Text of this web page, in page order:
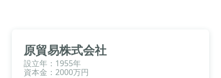
原貿易株式会社
設立年：1955年
資本金：2000万円